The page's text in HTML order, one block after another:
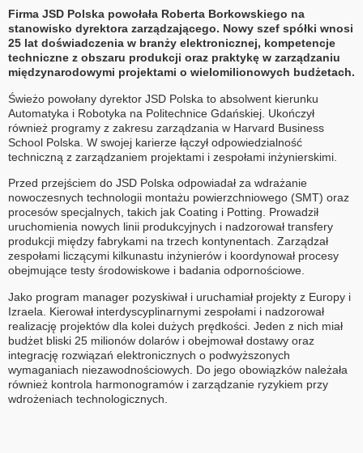
Firma JSD Polska powołała Roberta Borkowskiego na
stanowisko dyrektora zarządzającego. Nowy szef spółki wnosi
25 lat doświadczenia w branży elektronicznej, kompetencje
techniczne z obszaru produkcji oraz praktykę w zarządzaniu
międzynarodowymi projektami o wielomilionowych budżetach.
Świeżo powołany dyrektor JSD Polska to absolwent kierunku
Automatyka i Robotyka na Politechnice Gdańskiej. Ukończył
również programy z zakresu zarządzania w Harvard Business
School Polska. W swojej karierze łączył odpowiedzialność
techniczną z zarządzaniem projektami i zespołami inżynierskimi.
Przed przejściem do JSD Polska odpowiadał za wdrażanie
nowoczesnych technologii montażu powierzchniowego (SMT) oraz
procesów specjalnych, takich jak Coating i Potting. Prowadził
uruchomienia nowych linii produkcyjnych i nadzorował transfery
produkcji między fabrykami na trzech kontynentach. Zarządzał
zespołami liczącymi kilkunastu inżynierów i koordynował procesy
obejmujące testy środowiskowe i badania odpornościowe.
Jako program manager pozyskiwał i uruchamiał projekty z Europy i
Izraela. Kierował interdyscyplinarnymi zespołami i nadzorował
realizację projektów dla kolei dużych prędkości. Jeden z nich miał
budżet bliski 25 milionów dolarów i obejmował dostawy oraz
integrację rozwiązań elektronicznych o podwyższonych
wymaganiach niezawodnościowych. Do jego obowiązków należała
również kontrola harmonogramów i zarządzanie ryzykiem przy
wdrożeniach technologicznych.